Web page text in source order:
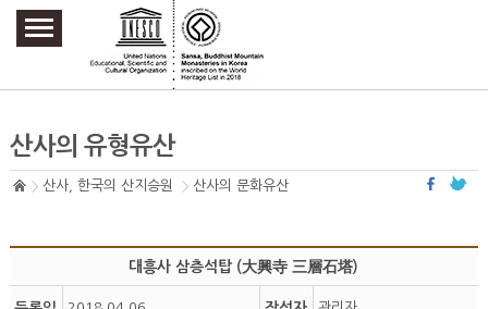
주요메뉴 바로가기
본문 바로가기
하단메뉴 바로가기
산사의 유형유산
산사, 한국의 산지승원 산사의 문화유산
대흥사 삼층석탑 (大興寺 三層石塔)